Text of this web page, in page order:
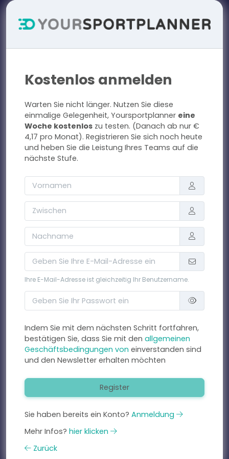
Kostenlos anmelden
Warten Sie nicht länger. Nutzen Sie diese
einmalige Gelegenheit, Yoursportplanner eine
Woche kostenlos zu testen. (Danach ab nur €
4,17 pro Monat). Registrieren Sie sich noch heute
und heben Sie die Leistung Ihres Teams auf die
nächste Stufe.
Ihre E-Mail-Adresse ist gleichzeitig Ihr Benutzername.
Indem Sie mit dem nächsten Schritt fortfahren,
bestätigen Sie, dass Sie mit den allgemeinen
Geschäftsbedingungen von einverstanden sind
und den Newsletter erhalten möchten
Register
Sie haben bereits ein Konto? Anmeldung
Mehr Infos? hier klicken
Zurück